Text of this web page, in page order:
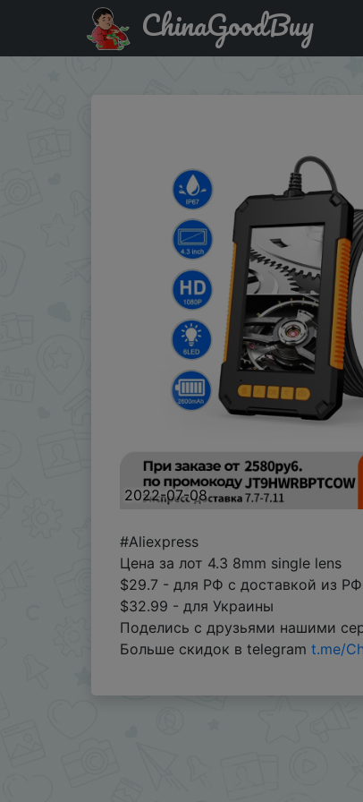
Придбати Промышленный эндоскоп P40 с одним
ChinaGoodBuy
2022-07-08
#Aliexpress
Цена за лот 4.3 8mm single lens
$29.7 - для РФ с доставкой из РФ
$32.99 - для Украины
Поделись с друзьями нашими
Больше скидок в telegram t.me/